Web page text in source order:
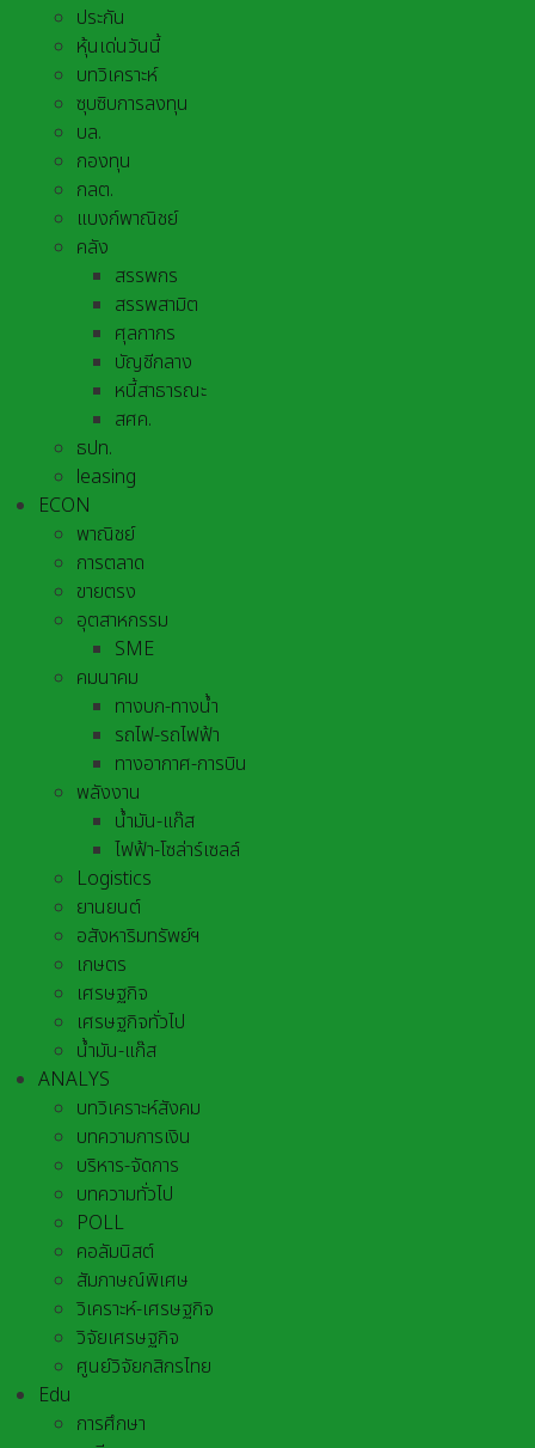
ประกัน
หุ้นเด่นวันนี้
บทวิเคราะห์
ซุบซิบการลงทุน
บล.
กองทุน
กลต.
แบงก์พาณิชย์
คลัง
สรรพกร
สรรพสามิต
ศุลกากร
บัญชีกลาง
หนี้สาธารณะ
สศค.
ธปท.
leasing
ECON
พาณิชย์
การตลาด
ขายตรง
อุตสาหกรรม
SME
คมนาคม
ทางบก-ทางน้ำ
รถไฟ-รถไฟฟ้า
ทางอากาศ-การบิน
พลังงาน
น้ำมัน-แก๊ส
ไฟฟ้า-โซล่าร์เซลล์
Logistics
ยานยนต์
อสังหาริมทรัพย์ฯ
เกษตร
เศรษฐกิจ
เศรษฐกิจทั่วไป
น้ำมัน-แก๊ส
ANALYS
บทวิเคราะห์สังคม
บทความการเงิน
บริหาร-จัดการ
บทความทั่วไป
POLL
คอลัมนิสต์
สัมภาษณ์พิเศษ
วิเคราะห์-เศรษฐกิจ
วิจัยเศรษฐกิจ
ศูนย์วิจัยกสิกรไทย
Edu
การศึกษา